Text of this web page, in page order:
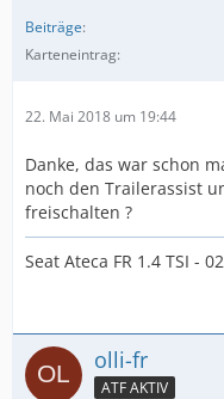
Beiträge
Karteneintrag
22. Mai 2018 um 19:44
Danke, das war schon
noch den Trailerassist
freischalten ?
Seat Ateca FR 1.4 TSI -
olli-fr
ATF AKTIV